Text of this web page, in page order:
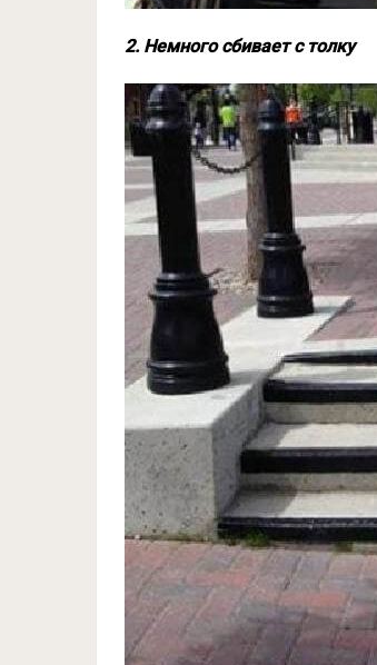
2. Немного сбивает с толку